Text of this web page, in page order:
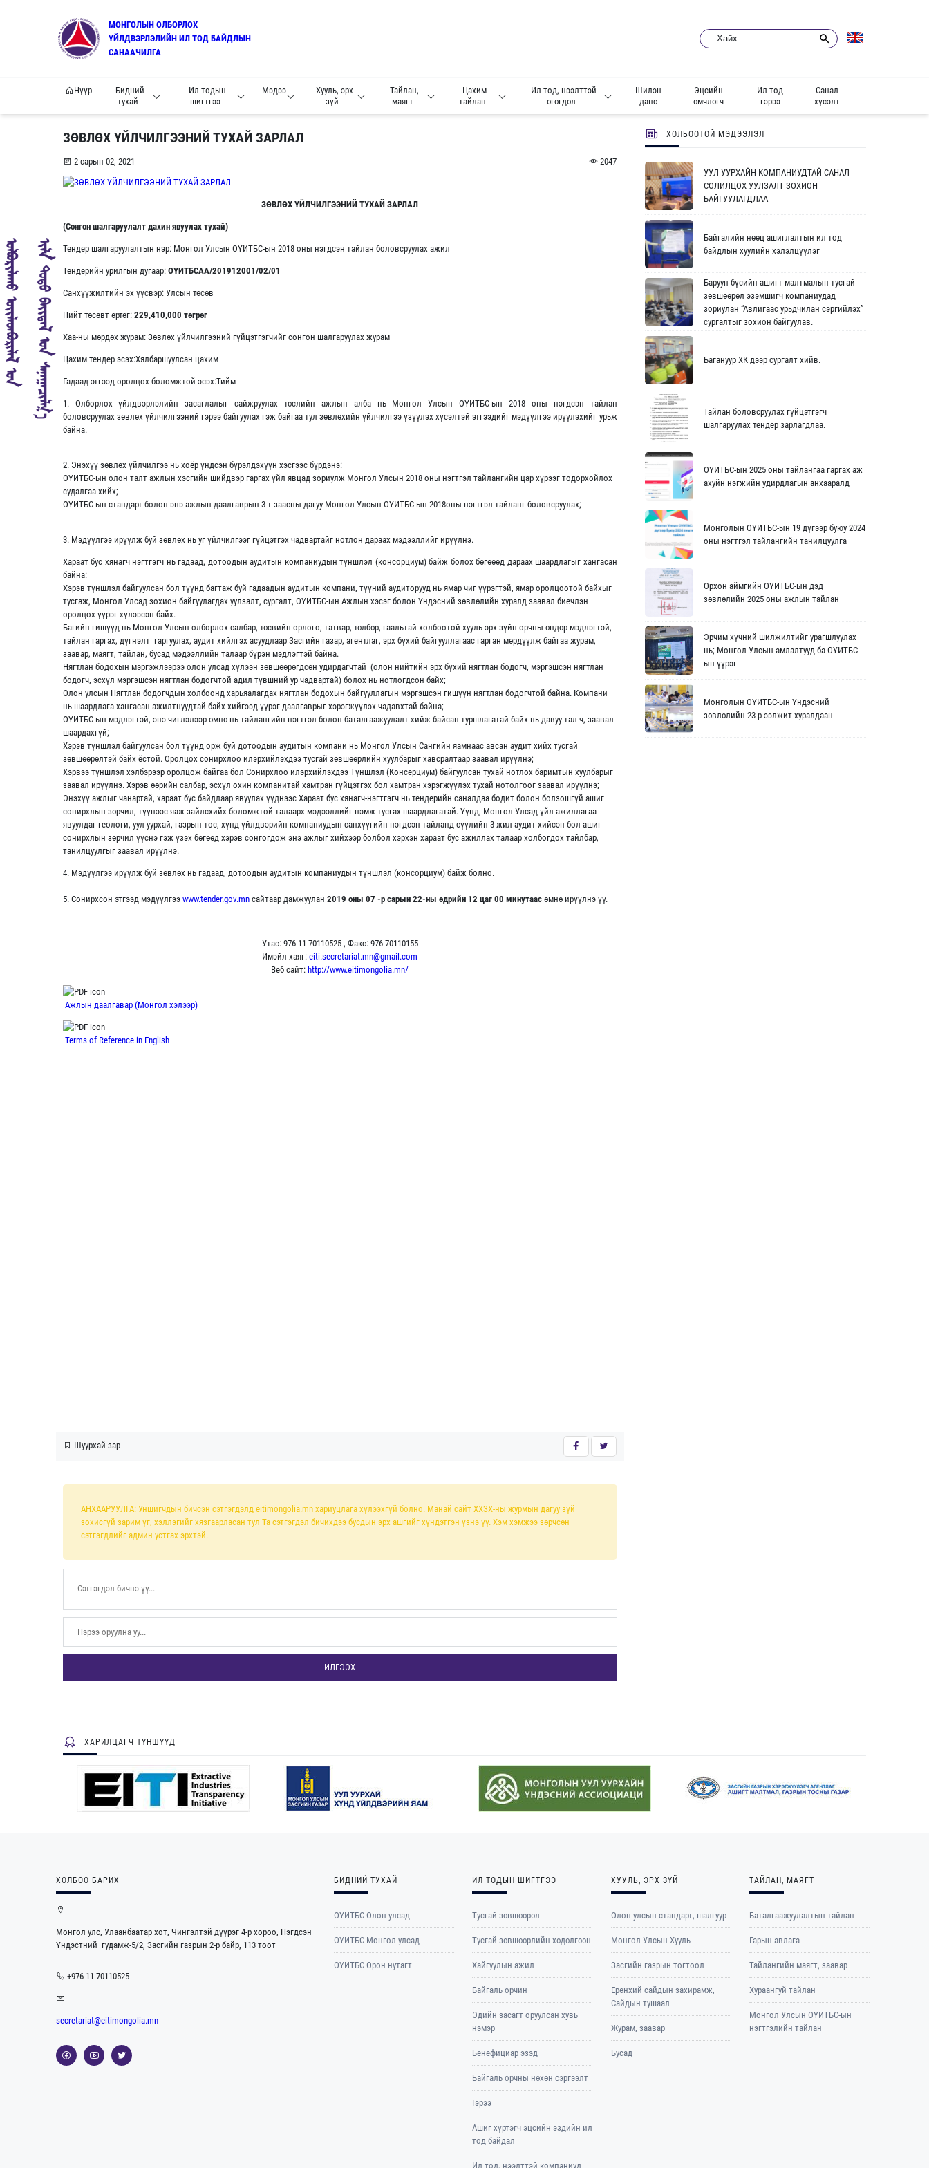
МОНГОЛЫН ОЛБОРЛОХ
ҮЙЛДВЭРЛЭЛИЙН ИЛ ТОД БАЙДЛЫН
САНААЧИЛГА
Нүүр
Бидний
тухай
Ил тодын
шигтгээ
Мэдээ
Хууль, эрх
зүй
Тайлан,
маягт
Цахим
тайлан
Ил тод, нээлттэй
өгөгдөл
Шилэн
данс
Эцсийн
өмчлөгч
Ил тод
гэрээ
Санал
хүсэлт
ЗӨВЛӨХ ҮЙЛЧИЛГЭЭНИЙ ТУХАЙ ЗАРЛАЛ
2 сарын 02, 2021 2047
ЗӨВЛӨХ ҮЙЛЧИЛГЭЭНИЙ ТУХАЙ ЗАРЛАЛ
(Сонгон шалгаруулалт дахин явуулах тухай)
Тендер шалгаруулалтын нэр: Монгол Улсын ОҮИТБС-ын 2018 оны нэгдсэн тайлан боловсруулах ажил
Тендерийн урилгын дугаар: ОҮИТБСАА/201912001/02/01
Санхүүжилтийн эх үүсвэр: Улсын төсөв
Нийт төсөвт өртөг: 229,410,000 төгрөг
Хаа-ны мөрдөх журам: Зөвлөх үйлчилгээний гүйцэтгэгчийг сонгон шалгаруулах журам
Цахим тендер эсэх:Хялбаршуулсан цахим
Гадаад этгээд оролцох боломжтой эсэх:Тийм
1. Олборлох үйлдвэрлэлийн засаглалыг сайжруулах төслийн ажлын алба нь Монгол Улсын ОҮИТБС-ын 2018 оны нэгдсэн тайлан
боловсруулах зөвлөх үйлчилгээний гэрээ байгуулах гэж байгаа тул зөвлөхийн үйлчилгээ үзүүлэх хүсэлтэй этгээдийг мэдүүлгээ ирүүлэхийг урьж
байна.
2. Энэхүү зөвлөх үйлчилгээ нь хоёр үндсэн бүрэлдэхүүн хэсгээс бүрдэнэ:
ОҮИТБС-ын олон талт ажлын хэсгийн шийдвэр гаргах үйл явцад зориулж Монгол Улсын 2018 оны нэгтгэл тайлангийн цар хүрээг тодорхойлох
судалгаа хийх;
ОҮИТБС-ын стандарт болон энэ ажлын даалгаврын 3-т заасны дагуу Монгол Улсын ОҮИТБС-ын 2018оны нэгтгэл тайланг боловсруулах;
3. Мэдүүлгээ ирүүлж буй зөвлөх нь уг үйлчилгээг гүйцэтгэх чадвартайг нотлон дараах мэдээллийг ирүүлнэ.
Хараат бус хянагч нэгтгэгч нь гадаад, дотоодын аудитын компаниудын түншлэл (консорциум) байж болох бөгөөөд дараах шаардлагыг хангасан
байна:
Хэрэв түншлэл байгуулсан бол түүнд багтаж буй гадаадын аудитын компани, түүний аудиторууд нь ямар чиг үүрэгтэй, ямар оролцоотой байхыг
тусгаж, Монгол Улсад зохион байгуулагдах уулзалт, сургалт, ОҮИТБС-ын Ажлын хэсэг болон Үндэсний зөвлөлийн хуралд заавал биечлэн
оролцох үүрэг хүлээсэн байх.
Багийн гишүүд нь Монгол Улсын олборлох салбар, төсвийн орлого, татвар, төлбөр, гаальтай холбоотой хууль эрх зүйн орчны өндөр мэдлэгтэй,
тайлан гаргах, дүгнэлт гаргуулах, аудит хийлгэх асуудлаар Засгийн газар, агентлаг, эрх бүхий байгууллагаас гарган мөрдүүлж байгаа журам,
заавар, маягт, тайлан, бусад мэдээллийн талаар бүрэн мэдлэгтэй байна.
Нягтлан бодохын мэргэжлээрээ олон улсад хүлээн зөвшөөрөгдсөн удирдагчтай (олон нийтийн эрх бүхий нягтлан бодогч, мэргэшсэн нягтлан
бодогч, эсхүл мэргэшсэн нягтлан бодогчтой адил түвшний ур чадвартай) болох нь нотлогдсон байх;
Олон улсын Нягтлан бодогчдын холбоонд харьяалагдах нягтлан бодохын байгууллагын мэргэшсэн гишүүн нягтлан бодогчтой байна. Компани
нь шаардлага хангасан ажилтнуудтай байх хийгээд үүрэг даалгаврыг хэрэгжүүлэх чадавхтай байна;
ОҮИТБС-ын мэдлэгтэй, энэ чиглэлээр өмнө нь тайлангийн нэгтгэл болон баталгаажуулалт хийж байсан туршлагатай байх нь давуу тал ч, заавал
шаардахгүй;
Хэрэв түншлэл байгуулсан бол түүнд орж буй дотоодын аудитын компани нь Монгол Улсын Сангийн яамнаас авсан аудит хийх тусгай
зөвшөөрөлтэй байх ёстой. Оролцох сонирхлоо илэрхийлэхдээ тусгай зөвшөөрлийн хуулбарыг хавсралтаар заавал ирүүлнэ;
Хэрвээ түншлэл хэлбэрээр оролцож байгаа бол Сонирхлоо илэрхийлэхдээ Түншлэл (Консерциум) байгуулсан тухай нотлох баримтын хуулбарыг
заавал ирүүлнэ. Хэрэв өөрийн салбар, эсхүл охин компанитай хамтран гүйцэтгэх бол хамтран хэрэгжүүлэх тухай нотолгоог заавал ирүүлнэ;
Энэхүү ажлыг чанартай, хараат бус байдлаар явуулах үүднээс Хараат бус хянагч-нэгтгэгч нь тендерийн саналдаа бодит болон болзошгүй ашиг
сонирхлын зөрчил, түүнээс яаж зайлсхийх боломжтой талаарх мэдээллийг нэмж тусгах шаардлагатай. Үүнд, Монгол Улсад үйл ажиллагаа
явуулдаг геологи, уул уурхай, газрын тос, хүнд үйлдвэрийн компаниудын санхүүгийн нэгдсэн тайланд сүүлийн 3 жил аудит хийсэн бол ашиг
сонирхлын зөрчил үүснэ гэж үзэх бөгөөд хэрэв сонгогдож энэ ажлыг хийхээр болбол хэрхэн хараат бус ажиллах талаар холбогдох тайлбар,
танилцуулгыг заавал ирүүлнэ.
4. Мэдүүлгээ ирүүлж буй зөвлөх нь гадаад, дотоодын аудитын компаниудын түншлэл (консорциум) байж болно.
5. Сонирхсон этгээд мэдүүлгээ www.tender.gov.mnсайтаар дамжуулан 2019 оны 07 -р сарын 22-ны өдрийн 12 цаг 00 минутаасөмнө ирүүлнэ үү.
Утас: 976-11-70110525 , Факс: 976-70110155
Имэйл хаяг:eiti.secretariat.mn@gmail.com
Веб сайт: http://www.eitimongolia.mn/
Ажлын даалгавар (Монгол хэлээр)
Terms of Reference in English
Шуурхай зар
АНХААРУУЛГА: Уншигчдын бичсэн сэтгэгдэлд eitimongolia.mn хариуцлага хүлээхгүй болно. Манай сайт ХХЗХ-ны журмын дагуу зүй
зохисгүй зарим үг, хэллэгийг хязгаарласан тул Та сэтгэгдэл бичихдээ бусдын эрх ашгийг хүндэтгэн үзнэ үү. Хэм хэмжээ зөрчсөн
сэтгэгдлийг админ устгах эрхтэй.
ИЛГЭЭХ
ХОЛБООТОЙ МЭДЭЭЛЭЛ
УУЛ УУРХАЙН КОМПАНИУДТАЙ САНАЛ
СОЛИЛЦОХ УУЛЗАЛТ ЗОХИОН
БАЙГУУЛАГДЛАА
Байгалийн нөөц ашиглалтын ил тод
байдлын хуулийн хэлэлцүүлэг
Баруун бүсийн ашигт малтмалын тусгай
зөвшөөрөл эзэмшигч компаниудад
зориулан “Авлигаас урьдчилан сэргийлэх”
сургалтыг зохион байгуулав.
Багануур ХК дээр сургалт хийв.
Тайлан боловсруулах гүйцэтгэгч
шалгаруулах тендер зарлагдлаа.
ОҮИТБС-ын 2025 оны тайлангаа гаргах аж
ахуйн нэгжийн удирдлагын анхааралд
Монголын ОҮИТБС-ын 19 дүгээр буюу 2024
оны нэгтгэл тайлангийн танилцуулга
Орхон аймгийн ОҮИТБС-ын дэд
зөвлөлийн 2025 оны ажлын тайлан
Эрчим хүчний шилжилтийг урагшлуулах
нь; Монгол Улсын амлалтууд ба ОҮИТБС-
ын үүрэг
Монголын ОҮИТБС-ын Үндэсний
зөвлөлийн 23-р ээлжит хуралдаан
ХАРИЛЦАГЧ ТҮНШҮҮД
ХОЛБОО БАРИХ
Монгол улс, Улаанбаатар хот, Чингэлтэй дүүрэг 4-р хороо, Нэгдсэн
Үндэстний гудамж-5/2, Засгийн газрын 2-р байр, 113 тоот
+976-11-70110525
secretariat@eitimongolia.mn
БИДНИЙ ТУХАЙ
ОҮИТБС Олон улсад
ОYИТБС Монгол улсад
ОYИТБС Орон нутагт
ИЛ ТОДЫН ШИГТГЭЭ
Тусгай зөвшөөрөл
Тусгай зөвшөөрлийн хөдөлгөөн
Хайгуулын ажил
Байгаль орчин
Эдийн засагт оруулсан хувь
нэмэр
Бенефициар эзэд
Байгаль орчны нөхөн сэргээлт
Гэрээ
Ашиг хүртэгч эцсийн эздийн ил
тод байдал
Ил тод, нээлттэй компаниуд
ХУУЛЬ, ЭРХ ЗҮЙ
Олон улсын стандарт, шалгуур
Монгол Улсын Хууль
Засгийн газрын тогтоол
Ерөнхий сайдын захирамж,
Сайдын тушаал
Журам, заавар
Бусад
ТАЙЛАН, МАЯГТ
Баталгаажуулалтын тайлан
Гарын авлага
Тайлангийн маягт, заавар
Хураангуй тайлан
Монгол Улсын ОҮИТБС-ын
нэгтгэлийн тайлан